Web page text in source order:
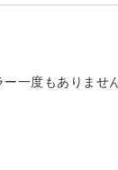
一度もありません